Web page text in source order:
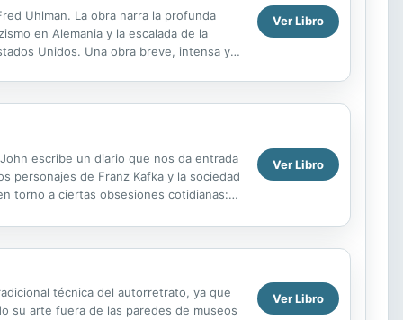
Uhlman. La obra narra la profunda
en Alemania y la escalada de la
Unidos. Una obra breve, intensa y
Ver Libro
escribe un diario que nos da entrada
personajes de Franz Kafka y la sociedad
torno a ciertas obsesiones cotidianas:
Ver Libro
técnica del autorretrato, ya que
su arte fuera de las paredes de museos
Ver Libro